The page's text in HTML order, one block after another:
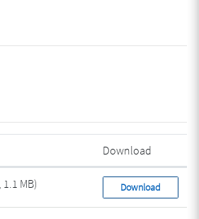
Download
1.1 MB) Download